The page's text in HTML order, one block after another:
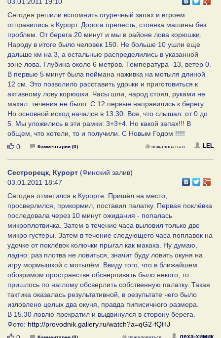
Сегодня решили вспомнить огуречный запах и втроем
отправились в Курорт. Дорога прелесть, стоянка машины без
проблем. От берега 20 минут и мы в районе лова корюшки.
Народу в итоге было человек 150. Не больше 10 ушли еще
дальше км на 3, а остальные распределились в указанной
зоне лова. Глубина около 6 метров. Температура -13, ветер 0.
В первые 5 минут была поймана наживка на мотыля длиной
12 см. Это позволило расставить удочки и приготовиться к
активному лову корюшки. Часы шли, народ стоял, руками не
махал. течения не было. С 12 первые направились к берегу.
Но основной исход начался в 13.30. Все, что слышал: от 0 до
5. Мы уложились в эти рамки: 3+3+4. Но какой запах!!! В
общем, что хотели, то и получили. С Новым Годом !!!!!
Нравится
0 Комментарии (0) LEL
пожаловаться
Сестрорецк, Курорт (Финский залив)
03.01.2011 18:47
Сегодня отметился в Курорте. Пришёл на место,
просверлился, прикормил, поставил палатку. Первая поклёвка
последовала через 10 минут ожидания - попалась
микроплотвичка. Затем в течение часа выловил только две
микро густеры. Затем в течение следующего часа поплавок на
удочке от поклёвок колючки прыгал как макака. Ну думаю,
ладно: раз плотва не ловиться, значит буду ловить окуня на
игру мормышкой с мотылём. Ввиду того, что в ближайшем
обозримом пространстве обсверливать было некого, то
пришлось по наглому обсверлить собственную палатку. Такая
тактика оказалась результативной, в результате чего было
изловлено целых два окуня, правда пиписичного размера.
В 15.30 ловлю прекратил и выдвинулся в сторону берега.
Фото: http://provodnik.gallery.ru/watch?a=qG2-fQHJ
леха-химик